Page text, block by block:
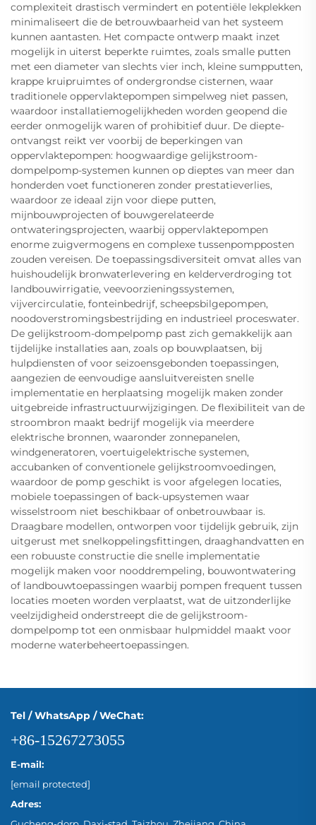
complexiteit drastisch vermindert en potentiële lekplekken
minimaliseert die de betrouwbaarheid van het systeem
kunnen aantasten. Het compacte ontwerp maakt inzet
mogelijk in uiterst beperkte ruimtes, zoals smalle putten
met een diameter van slechts vier inch, kleine sumpputten,
krappe kruipruimtes of ondergrondse cisternen, waar
traditionele oppervlaktepompen simpelweg niet passen,
waardoor installatiemogelijkheden worden geopend die
eerder onmogelijk waren of prohibitief duur. De diepte-
ontvangst reikt ver voorbij de beperkingen van
oppervlaktepompen: hoogwaardige gelijkstroom-
dompelpomp-systemen kunnen op dieptes van meer dan
honderden voet functioneren zonder prestatieverlies,
waardoor ze ideaal zijn voor diepe putten,
mijnbouwprojecten of bouwgerelateerde
ontwateringsprojecten, waarbij oppervlaktepompen
enorme zuigvermogens en complexe tussenpompposten
zouden vereisen. De toepassingsdiversiteit omvat alles van
huishoudelijk bronwaterlevering en kelderverdroging tot
landbouwirrigatie, veevoorzieningssystemen,
vijvercirculatie, fonteinbedrijf, scheepsbilgepompen,
noodoverstromingsbestrijding en industrieel proceswater.
De gelijkstroom-dompelpomp past zich gemakkelijk aan
tijdelijke installaties aan, zoals op bouwplaatsen, bij
hulpdiensten of voor seizoensgebonden toepassingen,
aangezien de eenvoudige aansluitvereisten snelle
implementatie en herplaatsing mogelijk maken zonder
uitgebreide infrastructuurwijzigingen. De flexibiliteit van de
stroombron maakt bedrijf mogelijk via meerdere
elektrische bronnen, waaronder zonnepanelen,
windgeneratoren, voertuigelektrische systemen,
accubanken of conventionele gelijkstroomvoedingen,
waardoor de pomp geschikt is voor afgelegen locaties,
mobiele toepassingen of back-upsystemen waar
wisselstroom niet beschikbaar of onbetrouwbaar is.
Draagbare modellen, ontworpen voor tijdelijk gebruik, zijn
uitgerust met snelkoppelingsfittingen, draaghandvatten en
een robuuste constructie die snelle implementatie
mogelijk maken voor nooddrempeling, bouwontwatering
of landbouwtoepassingen waarbij pompen frequent tussen
locaties moeten worden verplaatst, wat de uitzonderlijke
veelzijdigheid onderstreept die de gelijkstroom-
dompelpomp tot een onmisbaar hulpmiddel maakt voor
moderne waterbeheertoepassingen.
Tel / WhatsApp / WeChat:
+86-15267273055
E-mail:
[email protected]
Adres: